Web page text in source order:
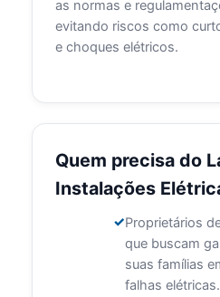
as normas e
evitando riscos como
e choques elétricos.
Quem precisa do
Instalações
Proprietários
que buscam
suas famílias
falhas elétricas.